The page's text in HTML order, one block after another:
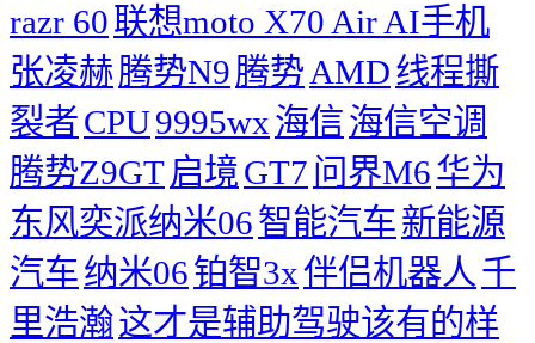
razr 60联想moto X70 Air AI手机
张凌赫腾势N9腾势AMD线程撕
裂者CPU9995wx海信海信空调
腾势Z9GT启境GT7 问界M6华为
东风奕派纳米06智能汽车新能源
汽车纳米06铂智3x伴侣机器人 千
里浩瀚这才是辅助驾驶该有的样